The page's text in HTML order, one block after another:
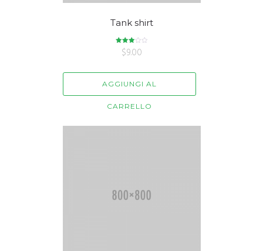
Tank shirt
Valutato
3.00
$9.00
AGGIUNGI AL
CARRELLO